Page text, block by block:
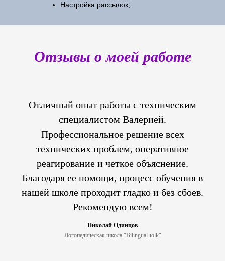
Настройка рассылок;
Отзывы о моей работе
Отличный опыт работы с техническим
специалистом Валерией.
Профессиональное решение всех
технических проблем, оперативное
реагирование и четкое объяснение.
Благодаря ее помощи, процесс обучения в
нашей школе проходит гладко и без сбоев.
Рекомендую всем!
Николай Одинцов
Логопедическая школа "Bilingual-tolk"